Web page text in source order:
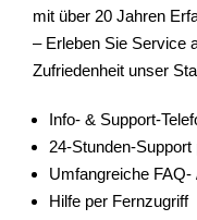
mit über 20 Jahren
– Erleben Sie Service
Zufriedenheit unser
Info- & Support-
24-Stunden-
Umfangreiche
Hilfe per Fernzugriff